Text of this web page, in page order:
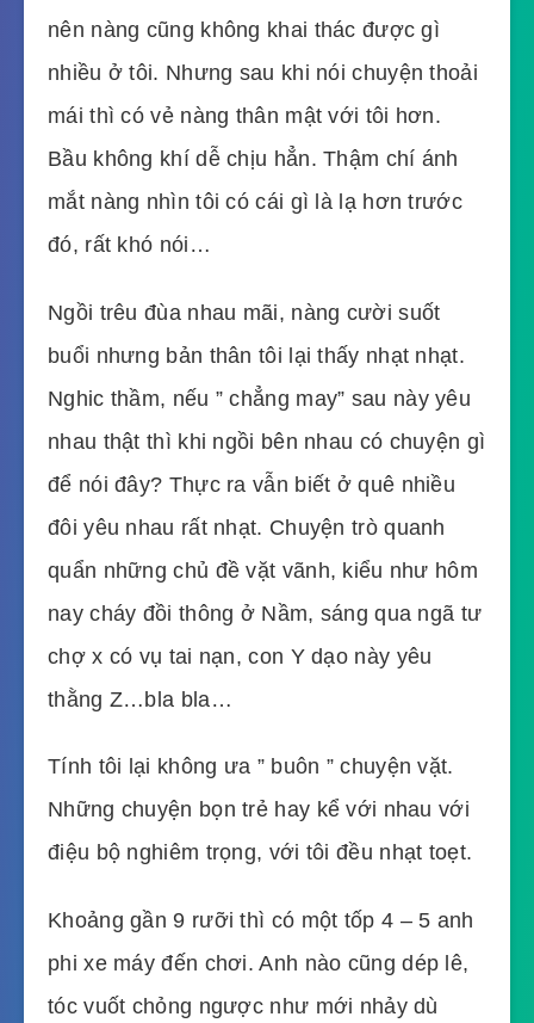
nên nàng cũng không khai thác được gì
nhiều ở tôi. Nhưng sau khi nói chuyện thoải
mái thì có vẻ nàng thân mật với tôi hơn.
Bầu không khí dễ chịu hẳn. Thậm chí ánh
mắt nàng nhìn tôi có cái gì là lạ hơn trước
đó, rất khó nói…
Ngồi trêu đùa nhau mãi, nàng cười suốt
buổi nhưng bản thân tôi lại thấy nhạt nhạt.
Nghic thầm, nếu ” chẳng may” sau này yêu
nhau thật thì khi ngồi bên nhau có chuyện gì
để nói đây? Thực ra vẫn biết ở quê nhiều
đôi yêu nhau rất nhạt. Chuyện trò quanh
quẩn những chủ đề vặt vãnh, kiểu như hôm
nay cháy đồi thông ở Nầm, sáng qua ngã tư
chợ x có vụ tai nạn, con Y dạo này yêu
thằng Z…bla bla…
Tính tôi lại không ưa ” buôn ” chuyện vặt.
Những chuyện bọn trẻ hay kể với nhau với
điệu bộ nghiêm trọng, với tôi đều nhạt toẹt.
Khoảng gần 9 rưỡi thì có một tốp 4 – 5 anh
phi xe máy đến chơi. Anh nào cũng dép lê,
tóc vuốt chỏng ngược như mới nhảy dù